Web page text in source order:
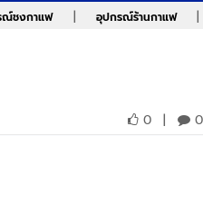
ณ์ชงกาแฟ | อุปกรณ์ร้านกาแฟ |
0 | 0